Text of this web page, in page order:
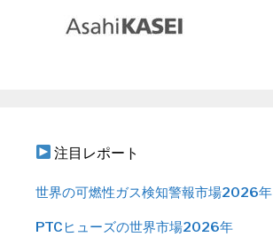
注目レポート
世界の可燃性ガス検知警報市場2026年
PTCヒューズの世界市場2026年